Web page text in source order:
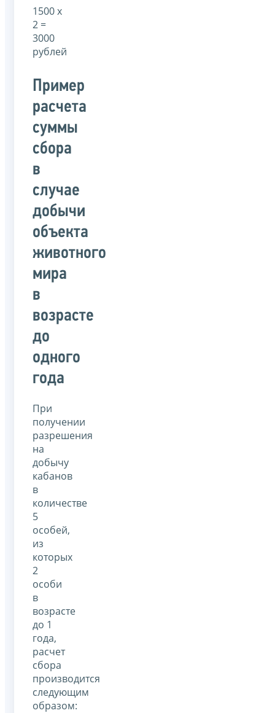
1500 х
2 =
3000
рублей
Пример
расчета
суммы
сбора
в
случае
добычи
объекта
животного
мира
в
возрасте
до
одного
года
При
получении
разрешения
на
добычу
кабанов
в
количестве
5
особей,
из
которых
2
особи
в
возрасте
до 1
года,
расчет
сбора
производится
следующим
образом: